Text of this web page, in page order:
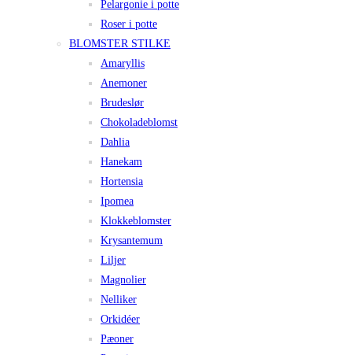
Pelargonie i potte
Roser i potte
BLOMSTER STILKE
Amaryllis
Anemoner
Brudeslør
Chokoladeblomst
Dahlia
Hanekam
Hortensia
Ipomea
Klokkeblomster
Krysantemum
Liljer
Magnolier
Nelliker
Orkidéer
Pæoner